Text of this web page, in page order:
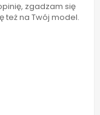
zgadzam się
też na Twój model.